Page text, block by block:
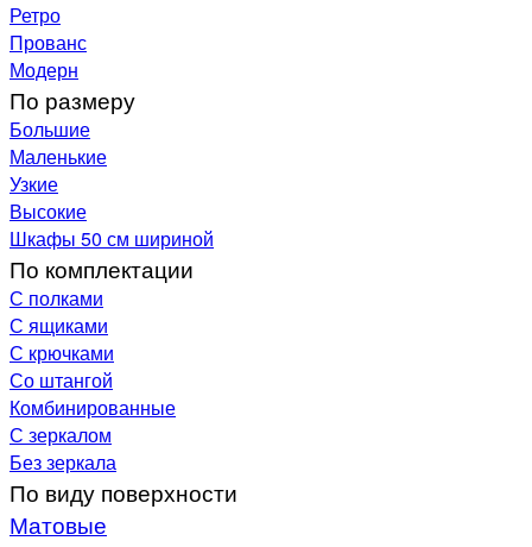
Ретро
Прованс
Модерн
По размеру
Большие
Маленькие
Узкие
Высокие
Шкафы 50 см шириной
По комплектации
С полками
С ящиками
С крючками
Со штангой
Комбинированные
С зеркалом
Без зеркала
По виду поверхности
Матовые